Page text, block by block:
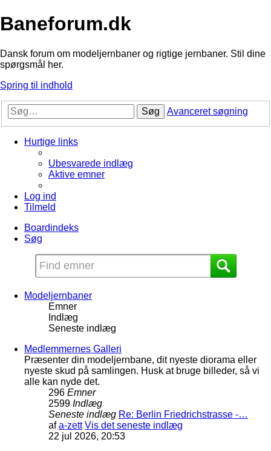
Baneforum.dk
Dansk forum om modeljernbaner og rigtige jernbaner. Stil dine
spørgsmål her.
Spring til indhold
Søg Avanceret søgning
Hurtige links
Ubesvarede indlæg
Aktive emner
Log ind
Tilmeld
Boardindeks
Søg
Modeljernbaner
Emner
Indlæg
Seneste indlæg
Medlemmernes Galleri
Præsenter din modeljernbane, dit nyeste diorama eller
nyeste skud på samlingen. Husk at bruge billeder, så vi
alle kan nyde det.
296 Emner
2599 Indlæg
Seneste indlæg Re: Berlin Friedrichstrasse -…
afa-zett Vis det seneste indlæg
22 jul 2026, 20:53